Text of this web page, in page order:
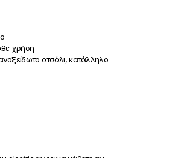
χρήση
ατσάλι, κατάλληλο